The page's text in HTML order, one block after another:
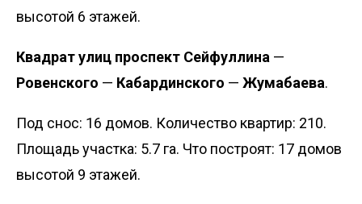
высотой 6 этажей.
Квадрат улиц проспект Сейфуллина —
Ровенского — Кабардинского — Жумабаева.
Под снос: 16 домов. Количество квартир: 210.
Площадь участка: 5.7 га. Что построят: 17 домов
высотой 9 этажей.